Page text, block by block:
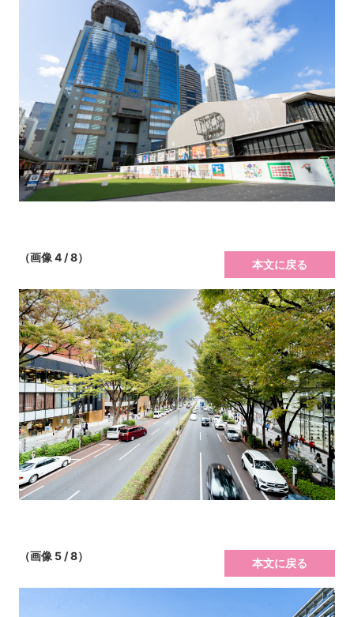
（画像 4 / 8）
本文に戻る
（画像 5 / 8）
本文に戻る